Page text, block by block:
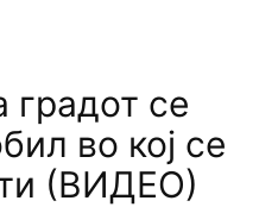
градот се
во кој се
(ВИДЕО)